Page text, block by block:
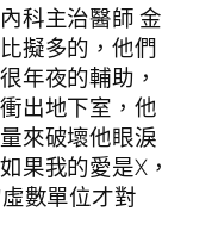
科主治醫師 金
擬多的，他們
年夜的輔助，
出地下室，他
來破壞他眼淚
果我的愛是X，
數單位才對